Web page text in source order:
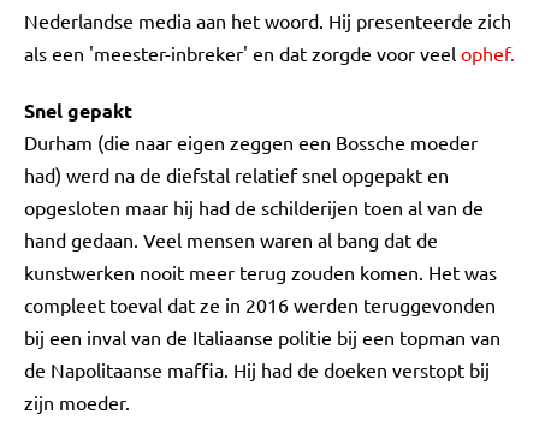
Nederlandse media aan het woord. Hij presenteerde zich
als een 'meester-inbreker' en dat zorgde voor veel ophef.
Snel gepakt
Durham (die naar eigen zeggen een Bossche moeder
had) werd na de diefstal relatief snel opgepakt en
opgesloten maar hij had de schilderijen toen al van de
hand gedaan. Veel mensen waren al bang dat de
kunstwerken nooit meer terug zouden komen. Het was
compleet toeval dat ze in 2016 werden teruggevonden
bij een inval van de Italiaanse politie bij een topman van
de Napolitaanse maffia. Hij had de doeken verstopt bij
zijn moeder.